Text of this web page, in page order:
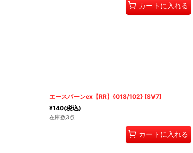
カートに入れる
エースバーンex【RR】{018/102} [SV7]
¥140(税込)
在庫数3点
カートに入れる